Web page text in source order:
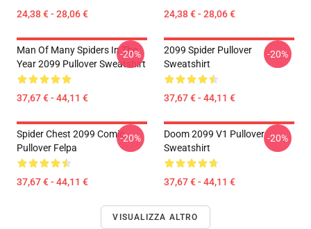
24,38 € - 28,06 € 24,38 € - 28,06 €
Man Of Many Spiders In The
Year 2099 Pullover Sweatshirt
37,67 € - 44,11 €
-20%
2099 Spider Pullover
Sweatshirt
37,67 € - 44,11 €
-20%
Spider Chest 2099 Comic
Pullover Felpa
37,67 € - 44,11 €
-20%
Doom 2099 V1 Pullover
Sweatshirt
37,67 € - 44,11 €
-20%
VISUALIZZA ALTRO